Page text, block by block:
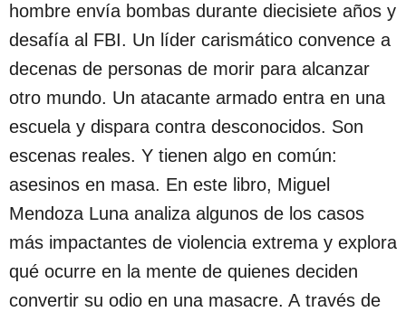
hombre envía bombas durante diecisiete años y
desafía al FBI. Un líder carismático convence a
decenas de personas de morir para alcanzar
otro mundo. Un atacante armado entra en una
escuela y dispara contra desconocidos. Son
escenas reales. Y tienen algo en común:
asesinos en masa. En este libro, Miguel
Mendoza Luna analiza algunos de los casos
más impactantes de violencia extrema y explora
qué ocurre en la mente de quienes deciden
convertir su odio en una masacre. A través de